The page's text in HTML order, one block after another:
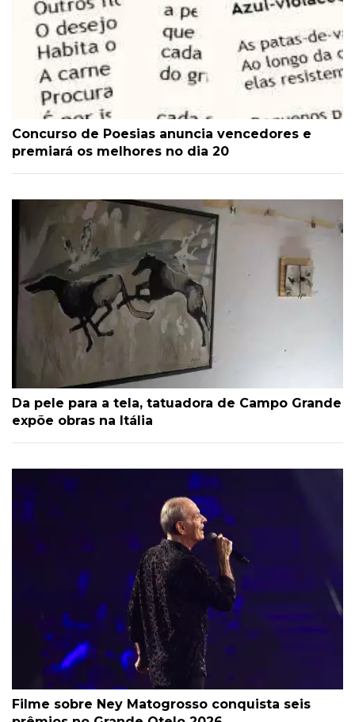
Concurso de Poesias anuncia vencedores e
premiará os melhores no dia 20
Da pele para a tela, tatuadora de Campo Grande
expõe obras na Itália
Filme sobre Ney Matogrosso conquista seis